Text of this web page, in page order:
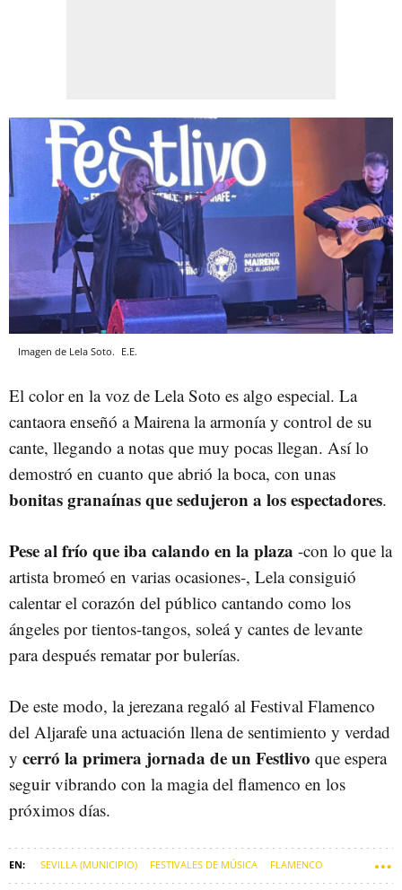
Imagen de Lela Soto. E.E.
El color en la voz de Lela Soto es algo especial. La
cantaora enseñó a Mairena la armonía y control de su
cante, llegando a notas que muy pocas llegan. Así lo
demostró en cuanto que abrió la boca, con unas
bonitas granaínas que sedujeron a los espectadores.
Pese al frío que iba calando en la plaza -con lo que la
artista bromeó en varias ocasiones-, Lela consiguió
calentar el corazón del público cantando como los
ángeles por tientos-tangos, soleá y cantes de levante
para después rematar por bulerías.
De este modo, la jerezana regaló al Festival Flamenco
del Aljarafe una actuación llena de sentimiento y verdad
y cerró la primera jornada de un Festlivo que espera
seguir vibrando con la magia del flamenco en los
próximos días.
SEVILLA (MUNICIPIO) FESTIVALES DE MÚSICA FLAMENCO